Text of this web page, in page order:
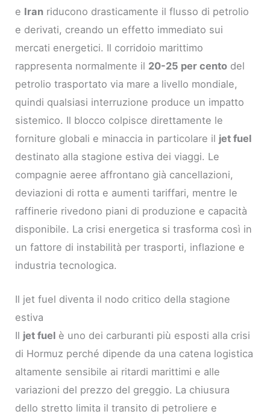
e Iran riducono drasticamente il flusso di petrolio
e derivati, creando un effetto immediato sui
mercati energetici. Il corridoio marittimo
rappresenta normalmente il 20-25 per cento del
petrolio trasportato via mare a livello mondiale,
quindi qualsiasi interruzione produce un impatto
sistemico. Il blocco colpisce direttamente le
forniture globali e minaccia in particolare il jet fuel
destinato alla stagione estiva dei viaggi. Le
compagnie aeree affrontano già cancellazioni,
deviazioni di rotta e aumenti tariffari, mentre le
raffinerie rivedono piani di produzione e capacità
disponibile. La crisi energetica si trasforma così in
un fattore di instabilità per trasporti, inflazione e
industria tecnologica.
Il jet fuel diventa il nodo critico della stagione
estiva
Il jet fuel è uno dei carburanti più esposti alla crisi
di Hormuz perché dipende da una catena logistica
altamente sensibile ai ritardi marittimi e alle
variazioni del prezzo del greggio. La chiusura
dello stretto limita il transito di petroliere e